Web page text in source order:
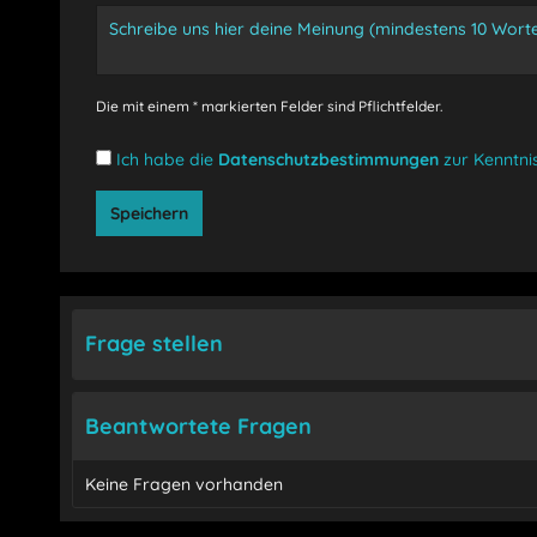
Die mit einem * markierten Felder sind Pflichtfelder.
Ich habe die Datenschutzbestimmungen zur
Speichern
Frage stellen
Beantwortete Fragen
Keine Fragen vorhanden